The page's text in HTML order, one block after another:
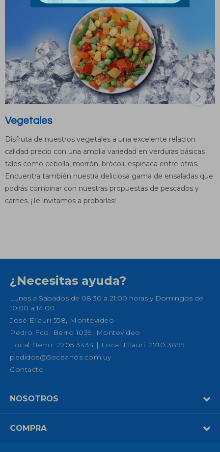
Vegetales
Disfruta de nuestros vegetales a una excelente relacion
calidad precio con una amplia variedad en verduras básicas
tales como cebolla, morrón, brócoli, espinaca entre otras.
Encuentra también nuestra deliciosa gama de ensaladas que
podrás combinar con nuestras propuestas de pescados y
carnes. ¡Te invitamos a probarlas!
¿Necesitas ayuda?
Lunes a Sábados de 08:30 a 21:00 horas y Domingos de
10:00 a 14:00
José Ellauri 558, Montevideo
Pedro Fco. Berro 1039, Montevideo
Local Berro: 2705 3434 | Local Ellauri: 2710 3899
pedidos@5oceanos.com.uy
Contacto
NOSOTROS
COMPRA